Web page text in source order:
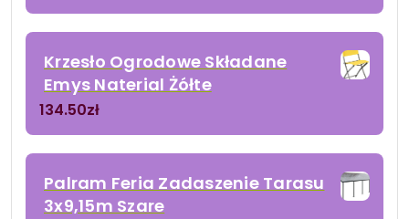
Krzesło Ogrodowe Składane
Emys Naterial Żółte
134.50zł
Palram Feria Zadaszenie Tarasu
3x9,15m Szare